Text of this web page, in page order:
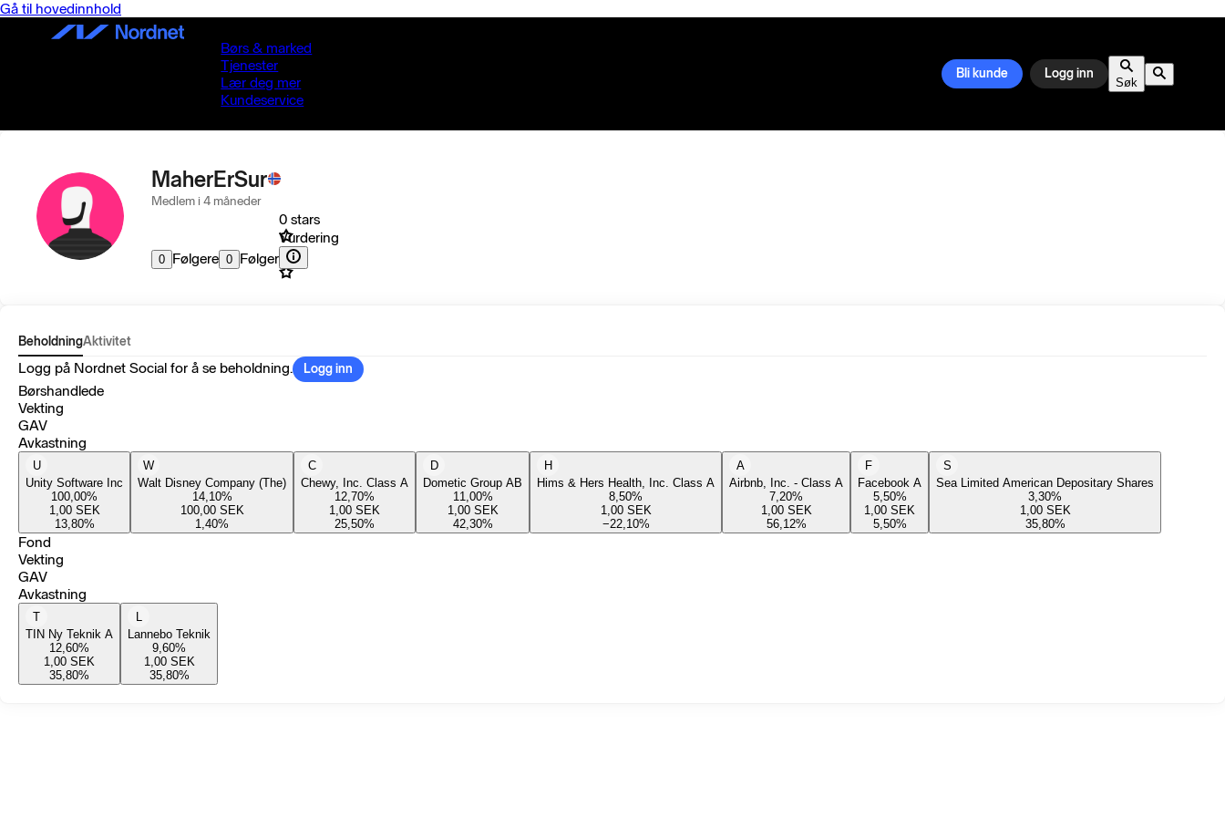
Gå til hovedinnhold
Børs & marked
Tjenester
Lær deg mer
Kundeservice
Bli kunde Logg inn
Søk
MaherErSur
Medlem i 4 måneder
0 Følgere 0 Følger
0 stars
Vurdering
BeholdningAktivitet
Logg på Nordnet Social for å se beholdning. Logg inn
Børshandlede
Vekting
GAV
Avkastning
U
Unity Software Inc
100,00%
1,00 SEK
13,80%
W
Walt Disney Company (The)
14,10%
100,00 SEK
1,40%
C
Chewy, Inc. Class A
12,70%
1,00 SEK
25,50%
D
Dometic Group AB
11,00%
1,00 SEK
42,30%
H
Hims & Hers Health, Inc. Class A
8,50%
1,00 SEK
−22,10%
A
Airbnb, Inc. - Class A
7,20%
1,00 SEK
56,12%
F
Facebook A
5,50%
1,00 SEK
5,50%
S
Sea Limited American Depositary Shares
3,30%
1,00 SEK
35,80%
Fond
Vekting
GAV
Avkastning
T
TIN Ny Teknik A
12,60%
1,00 SEK
35,80%
L
Lannebo Teknik
9,60%
1,00 SEK
35,80%